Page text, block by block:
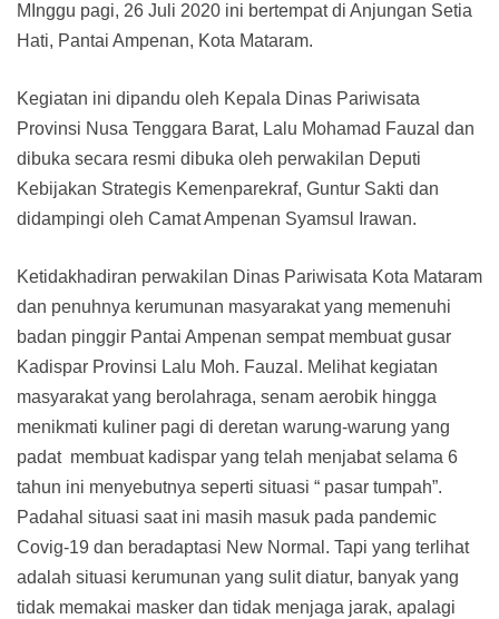
MInggu pagi, 26 Juli 2020 ini bertempat di Anjungan Setia
Hati, Pantai Ampenan, Kota Mataram.
Kegiatan ini dipandu oleh Kepala Dinas Pariwisata
Provinsi Nusa Tenggara Barat, Lalu Mohamad Fauzal dan
dibuka secara resmi dibuka oleh perwakilan Deputi
Kebijakan Strategis Kemenparekraf, Guntur Sakti dan
didampingi oleh Camat Ampenan Syamsul Irawan.
Ketidakhadiran perwakilan Dinas Pariwisata Kota Mataram
dan penuhnya kerumunan masyarakat yang memenuhi
badan pinggir Pantai Ampenan sempat membuat gusar
Kadispar Provinsi Lalu Moh. Fauzal. Melihat kegiatan
masyarakat yang berolahraga, senam aerobik hingga
menikmati kuliner pagi di deretan warung-warung yang
padat membuat kadispar yang telah menjabat selama 6
tahun ini menyebutnya seperti situasi “ pasar tumpah”.
Padahal situasi saat ini masih masuk pada pandemic
Covig-19 dan beradaptasi New Normal. Tapi yang terlihat
adalah situasi kerumunan yang sulit diatur, banyak yang
tidak memakai masker dan tidak menjaga jarak, apalagi